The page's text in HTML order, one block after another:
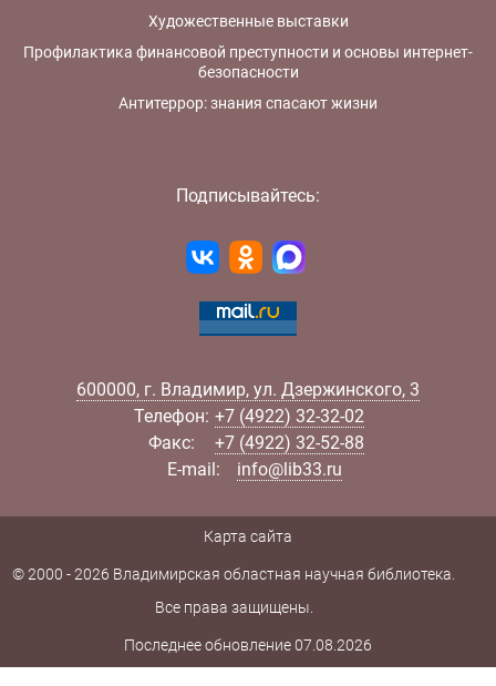
Художественные выставки
Профилактика финансовой преступности и основы интернет-
безопасности
Антитеррор: знания спасают жизни
Подписывайтесь:
600000, г. Владимир, ул. Дзержинского, 3
Телефон: +7 (4922) 32-32-02
Факс:
+7 (4922) 32-52-88
E-mail:
info@lib33.ru
© 2000 - 2026 Владимирская областная научная библиотека.
Все права защищены.
Карта сайта
Последнее обновление 07.08.2026